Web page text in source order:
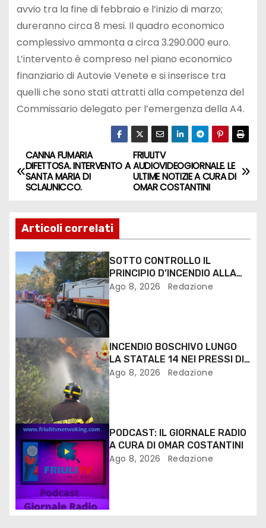
avvio tra la fine di febbraio e l’inizio di marzo;
dureranno circa 8 mesi. Il quadro economico
complessivo ammonta a circa 3.290.000 euro.
L’intervento è compreso nel piano economico
finanziario di Autovie Venete e si inserisce tra
quelli che sono stati attratti alla competenza del
Commissario delegato per l’emergenza della A4.
FRIULITV
AUDIOVIDEOGIORNALE. LE
ULTIME NOTIZIE A CURA DI
OMAR COSTANTINI
CANNA FUMARIA
DIFETTOSA. INTERVENTO A
SANTA MARIA DI
SCLAUNICCO.
Articoli correlati
SOTTO CONTROLLO IL
PRINCIPIO D’INCENDIO ALLA
PINETA DI LIGNANO
Ago 8, 2026 Redazione
INCENDIO BOSCHIVO LUNGO
LA STATALE 14 NEI PRESSI DI
MONFALCONE
Ago 8, 2026 Redazione
PODCAST: IL GIORNALE RADIO
A CURA DI OMAR COSTANTINI
Ago 8, 2026 Redazione